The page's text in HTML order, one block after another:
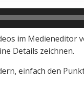
im Medieneditor
Details zeichnen.
einfach den